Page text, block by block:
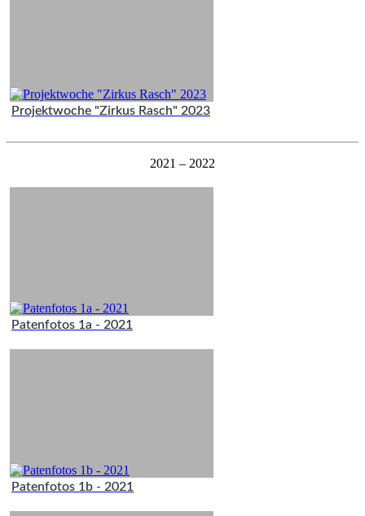
Projektwoche "Zirkus Rasch" 2023
2021 – 2022
Patenfotos 1a - 2021
Patenfotos 1b - 2021